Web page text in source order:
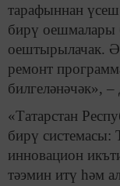
тарафыннан үсеш
бирү оешмалары
оештырылачак. Ә
ремонт
билгеләнәчәк»,
«Татарстан
бирү системасы:
инновацион
тәэмин итү һәм